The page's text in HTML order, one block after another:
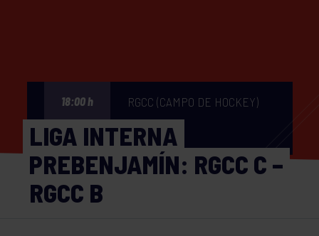
18:00 h RGCC (CAMPO DE HOCKEY)
LIGA INTERNA
PREBENJAMÍN: RGCC C –
RGCC B